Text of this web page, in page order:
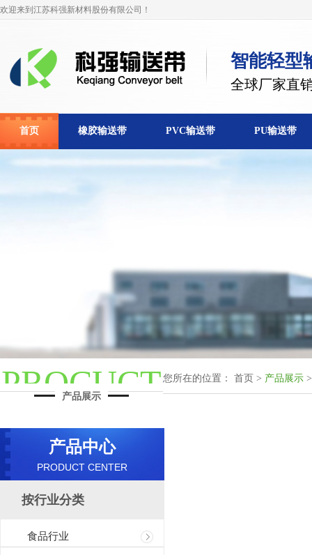
欢迎来到江苏科强新材料股份有限公司！
智能轻型
全球厂家直
首页 橡胶输送带 PVC输送带 PU输送带
PROCUCT
产品展示
您所在的位置： 首页 > 产品展示 >
产品中心
PRODUCT CENTER
按行业分类
食品行业